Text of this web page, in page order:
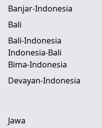
Banjar-Indonesia
Bali
Bali-Indonesia
Indonesia-Bali
Bima-Indonesia
Devayan-Indonesia
Jawa